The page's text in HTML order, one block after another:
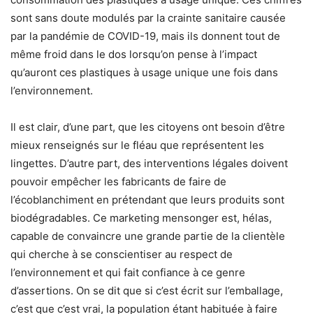
sont sans doute modulés par la crainte sanitaire causée
par la pandémie de COVID-19, mais ils donnent tout de
même froid dans le dos lorsqu’on pense à l’impact
qu’auront ces plastiques à usage unique une fois dans
l’environnement.
Il est clair, d’une part, que les citoyens ont besoin d’être
mieux renseignés sur le fléau que représentent les
lingettes. D’autre part, des interventions légales doivent
pouvoir empêcher les fabricants de faire de
l’écoblanchiment en prétendant que leurs produits sont
biodégradables. Ce marketing mensonger est, hélas,
capable de convaincre une grande partie de la clientèle
qui cherche à se conscientiser au respect de
l’environnement et qui fait confiance à ce genre
d’assertions. On se dit que si c’est écrit sur l’emballage,
c’est que c’est vrai, la population étant habituée à faire